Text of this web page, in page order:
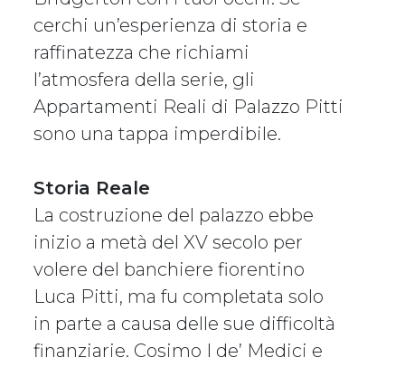
cerchi un’esperienza di storia e
raffinatezza che richiami
l’atmosfera della serie, gli
Appartamenti Reali di Palazzo Pitti
sono una tappa imperdibile.
Storia Reale
La costruzione del palazzo ebbe
inizio a metà del XV secolo per
volere del banchiere fiorentino
Luca Pitti, ma fu completata solo
in parte a causa delle sue difficoltà
finanziarie. Cosimo I de’ Medici e